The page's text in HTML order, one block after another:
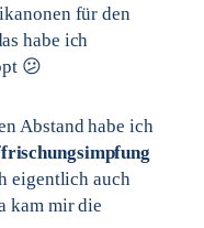
für den
habe ich
😕
Abstand habe ich
eigentlich auch
kam mir die